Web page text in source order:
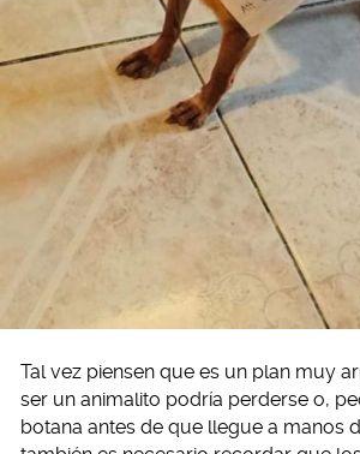
Tal vez piensen que es un plan muy
ser un animalito podría perderse o,
botana antes de que llegue a manos